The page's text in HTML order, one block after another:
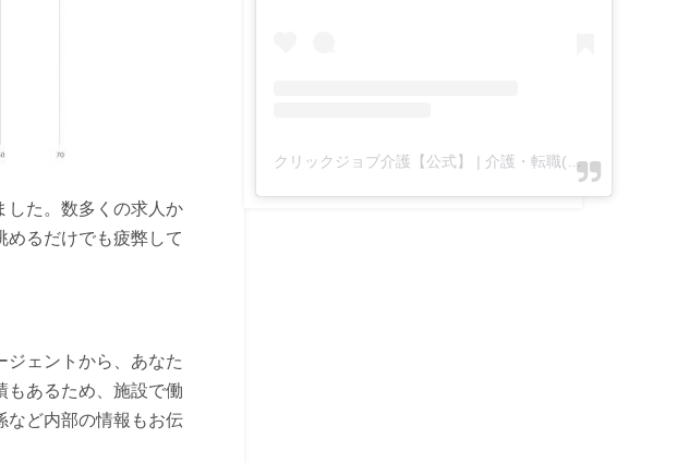
した。数多くの求人か
めるだけでも疲弊して
ジェントから、あなた
もあるため、施設で働
など内部の情報もお伝
クリックジョブ介護【公式】 | 介護・転職(@clickjob_kaigo_official)がシェアした投稿